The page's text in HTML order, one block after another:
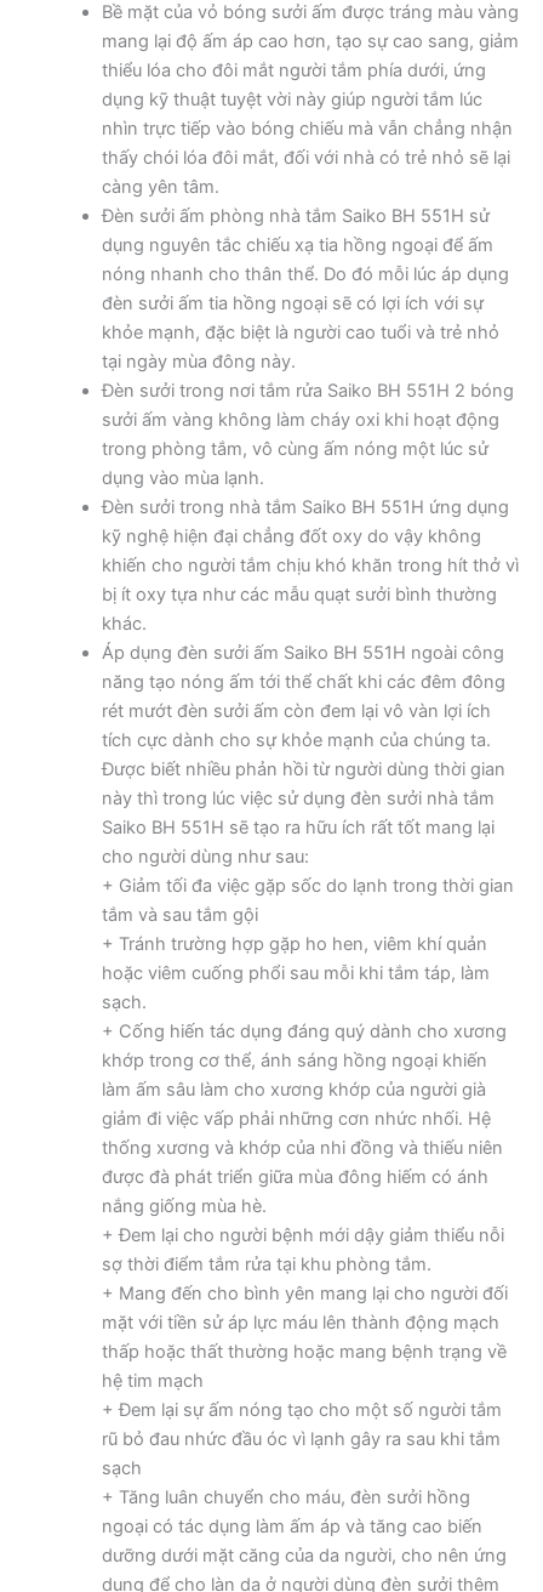
Bề mặt của vỏ bóng sưởi ấm được tráng màu vàng
mang lại độ ấm áp cao hơn, tạo sự cao sang, giảm
thiểu lóa cho đôi mắt người tắm phía dưới, ứng
dụng kỹ thuật tuyệt vời này giúp người tắm lúc
nhìn trực tiếp vào bóng chiếu mà vẫn chẳng nhận
thấy chói lóa đôi mắt, đối với nhà có trẻ nhỏ sẽ lại
càng yên tâm.
Đèn sưởi ấm phòng nhà tắm Saiko BH 551H sử
dụng nguyên tắc chiếu xạ tia hồng ngoại để ấm
nóng nhanh cho thân thể. Do đó mỗi lúc áp dụng
đèn sưởi ấm tia hồng ngoại sẽ có lợi ích với sự
khỏe mạnh, đặc biệt là người cao tuổi và trẻ nhỏ
tại ngày mùa đông này.
Đèn sưởi trong nơi tắm rửa Saiko BH 551H 2 bóng
sưởi ấm vàng không làm cháy oxi khi hoạt động
trong phòng tắm, vô cùng ấm nóng một lúc sử
dụng vào mùa lạnh.
Đèn sưởi trong nhà tắm Saiko BH 551H ứng dụng
kỹ nghệ hiện đại chẳng đốt oxy do vậy không
khiến cho người tắm chịu khó khăn trong hít thở vì
bị ít oxy tựa như các mẫu quạt sưởi bình thường
khác.
Áp dụng đèn sưởi ấm Saiko BH 551H ngoài công
năng tạo nóng ấm tới thể chất khi các đêm đông
rét mướt đèn sưởi ấm còn đem lại vô vàn lợi ích
tích cực dành cho sự khỏe mạnh của chúng ta.
Được biết nhiều phản hồi từ người dùng thời gian
này thì trong lúc việc sử dụng đèn sưởi nhà tắm
Saiko BH 551H sẽ tạo ra hữu ích rất tốt mang lại
cho người dùng như sau:
+ Giảm tối đa việc gặp sốc do lạnh trong thời gian
tắm và sau tắm gội
+ Tránh trường hợp gặp ho hen, viêm khí quản
hoặc viêm cuống phổi sau mỗi khi tắm táp, làm
sạch.
+ Cống hiến tác dụng đáng quý dành cho xương
khớp trong cơ thể, ánh sáng hồng ngoại khiến
làm ấm sâu làm cho xương khớp của người già
giảm đi việc vấp phải những cơn nhức nhối. Hệ
thống xương và khớp của nhi đồng và thiếu niên
được đà phát triển giữa mùa đông hiếm có ánh
nắng giống mùa hè.
+ Đem lại cho người bệnh mới dậy giảm thiểu nỗi
sợ thời điểm tắm rửa tại khu phòng tắm.
+ Mang đến cho bình yên mang lại cho người đối
mặt với tiền sử áp lực máu lên thành động mạch
thấp hoặc thất thường hoặc mang bệnh trạng về
hệ tim mạch
+ Đem lại sự ấm nóng tạo cho một số người tắm
rũ bỏ đau nhức đầu óc vì lạnh gây ra sau khi tắm
sạch
+ Tăng luân chuyển cho máu, đèn sưởi hồng
ngoại có tác dụng làm ấm áp và tăng cao biến
dưỡng dưới mặt căng của da người, cho nên ứng
dụng để cho làn da ở người dùng đèn sưởi thêm